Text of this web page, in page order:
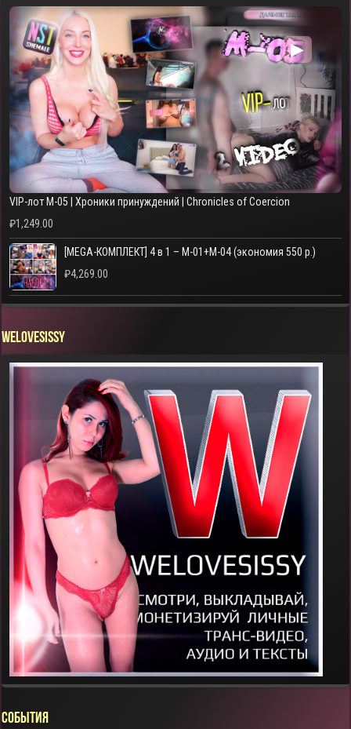
▶
VIP-лот M-05 | Хроники принуждений | Chronicles of Coercion
₽1,249.00
[MEGA-КОМПЛЕКТ] 4 в 1 – M-01+M-04 (экономия 550 р.)
₽4,269.00
WELOVESISSY
СОБЫТИЯ